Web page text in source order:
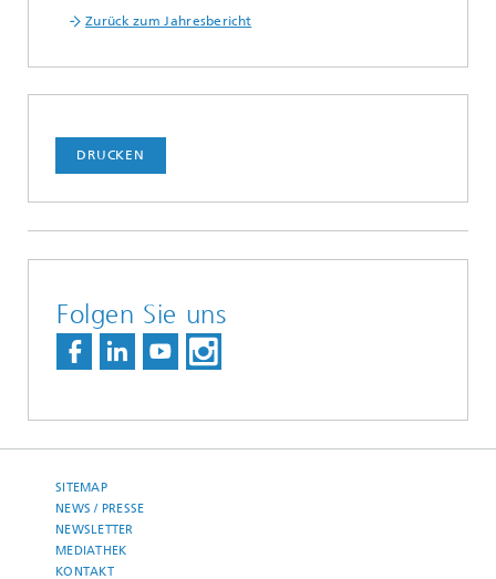
Zurück zum Jahresbericht
DRUCKEN
Folgen Sie uns
SITEMAP
NEWS / PRESSE
NEWSLETTER
MEDIATHEK
KONTAKT